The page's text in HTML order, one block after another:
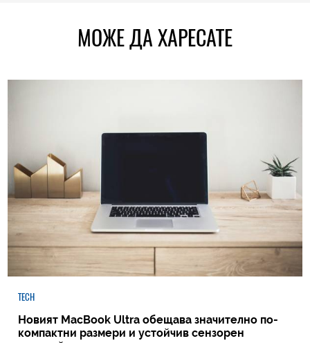
МОЖЕ ДА ХАРЕСАТЕ
TECH
Новият MacBook Ultra обещава значително по-
компактни размери и устойчив сензорен